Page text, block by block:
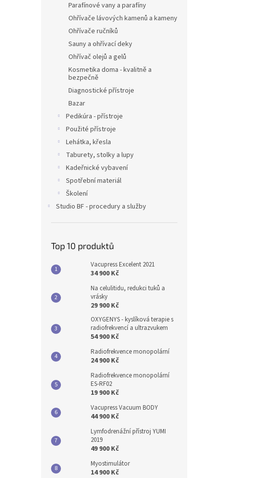
Parafínové vany a parafíny
Ohřívače lávových kamenů a kameny
Ohřívače ručníků
Sauny a ohřívací deky
Ohřívač olejů a gelů
Kosmetika doma - kvalitně a
bezpečně
Diagnostické přístroje
Bazar
Pedikúra - přístroje
Použité přístroje
Lehátka, křesla
Taburety, stolky a lupy
Kadeřnické vybavení
Spotřební materiál
Školení
Studio BF - procedury a služby
Top 10 produktů
Vacupress Excelent 2021
34 900 Kč
Na celulitidu, redukci tuků a
vrásky
29 900 Kč
OXYGENYS - kyslíková terapie s
radiofrekvencí a ultrazvukem
54 900 Kč
Radiofrekvence monopolární
24 900 Kč
Radiofrekvence monopolární
ES-RF02
19 900 Kč
Vacupress Vacuum BODY
44 900 Kč
Lymfodrenážní přístroj YUMI
2019
49 900 Kč
Myostimulátor
14 900 Kč